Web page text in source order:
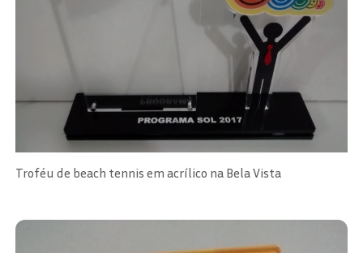
Troféu de beach tennis em acrílico na Bela Vista